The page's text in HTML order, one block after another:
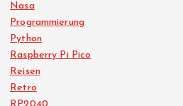
Nasa
Programmierung
Python
Raspberry Pi Pico
Reisen
Retro